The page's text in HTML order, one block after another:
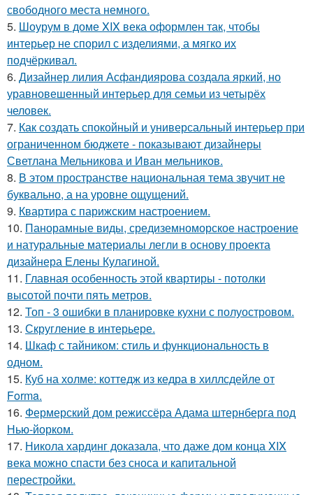
свободного места немного.
5. Шоурум в доме XIX века оформлен так, чтобы
интерьер не спорил с изделиями, а мягко их
подчёркивал.
6. Дизайнер лилия Асфандиярова создала яркий, но
уравновешенный интерьер для семьи из четырёх
человек.
7. Как создать спокойный и универсальный интерьер при
ограниченном бюджете - показывают дизайнеры
Светлана Мельникова и Иван мельников.
8. В этом пространстве национальная тема звучит не
буквально, а на уровне ощущений.
9. Квартира с парижским настроением.
10. Панорамные виды, средиземноморское настроение
и натуральные материалы легли в основу проекта
дизайнера Елены Кулагиной.
11. Главная особенность этой квартиры - потолки
высотой почти пять метров.
12. Топ - 3 ошибки в планировке кухни с полуостровом.
13. Скругление в интерьере.
14. Шкаф с тайником: стиль и функциональность в
одном.
15. Куб на холме: коттедж из кедра в хиллсдейле от
Forma.
16. Фермерский дом режиссёра Адама штернберга под
Нью-йорком.
17. Никола хардинг доказала, что даже дом конца XIX
века можно спасти без сноса и капитальной
перестройки.